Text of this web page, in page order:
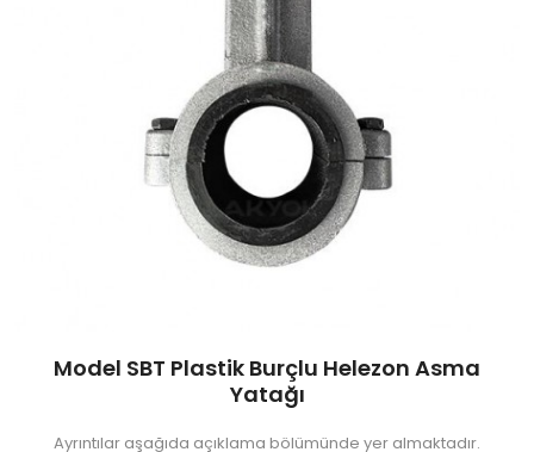
Model SBT Plastik Burçlu Helezon Asma
Yatağı
Ayrıntılar aşağıda açıklama bölümünde yer almaktadır.